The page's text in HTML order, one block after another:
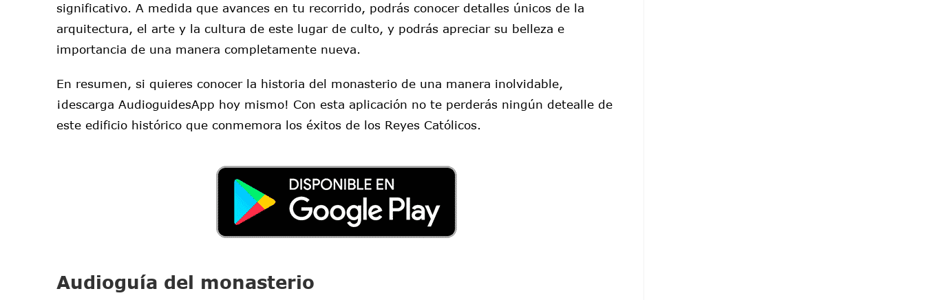
significativo. A medida que avances en tu recorrido, podrás conocer detalles únicos de la
arquitectura, el arte y la cultura de este lugar de culto, y podrás apreciar su belleza e
importancia de una manera completamente nueva.
En resumen, si quieres conocer la historia del monasterio de una manera inolvidable,
¡descarga AudioguidesApp hoy mismo! Con esta aplicación no te perderás ningún detealle de
este edificio histórico que conmemora los éxitos de los Reyes Católicos.
Audioguía del monasterio